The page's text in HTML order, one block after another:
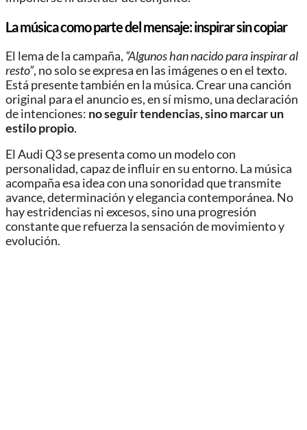
La música como parte del mensaje: inspirar sin copiar
El lema de la campaña, “Algunos han nacido para inspirar al
resto”, no solo se expresa en las imágenes o en el texto.
Está presente también en la música. Crear una canción
original para el anuncio es, en sí mismo, una declaración
de intenciones: no seguir tendencias, sino marcar un
estilo propio.
El Audi Q3 se presenta como un modelo con
personalidad, capaz de influir en su entorno. La música
acompaña esa idea con una sonoridad que transmite
avance, determinación y elegancia contemporánea. No
hay estridencias ni excesos, sino una progresión
constante que refuerza la sensación de movimiento y
evolución.